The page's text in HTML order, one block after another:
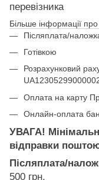
перевізника
Більше інформації
Післяплата/
Готівкою
Розрахунковий
Оплата на карту
Онлайн-оплата
УВАГА!
відправки
Післяплата/
500 грн.